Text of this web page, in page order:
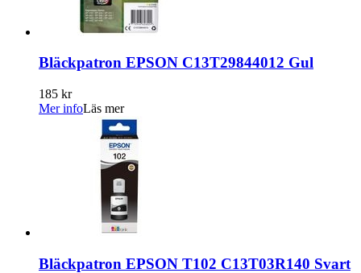
Bläckpatron EPSON C13T29844012 Gul
185 kr
Mer infoLäs mer
Bläckpatron EPSON T102 C13T03R140 Svart